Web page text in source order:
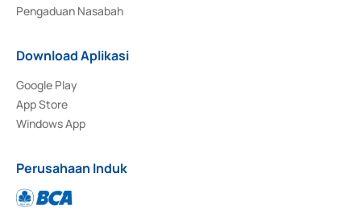
Pengaduan Nasabah
Download Aplikasi
Google Play
App Store
Windows App
Perusahaan Induk